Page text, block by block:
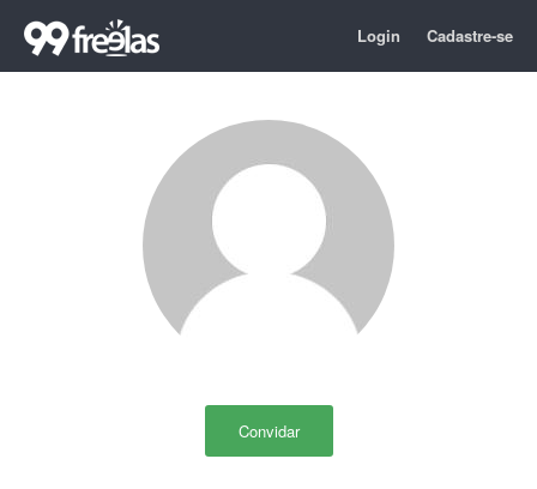
Login Cadastre-se
Convidar